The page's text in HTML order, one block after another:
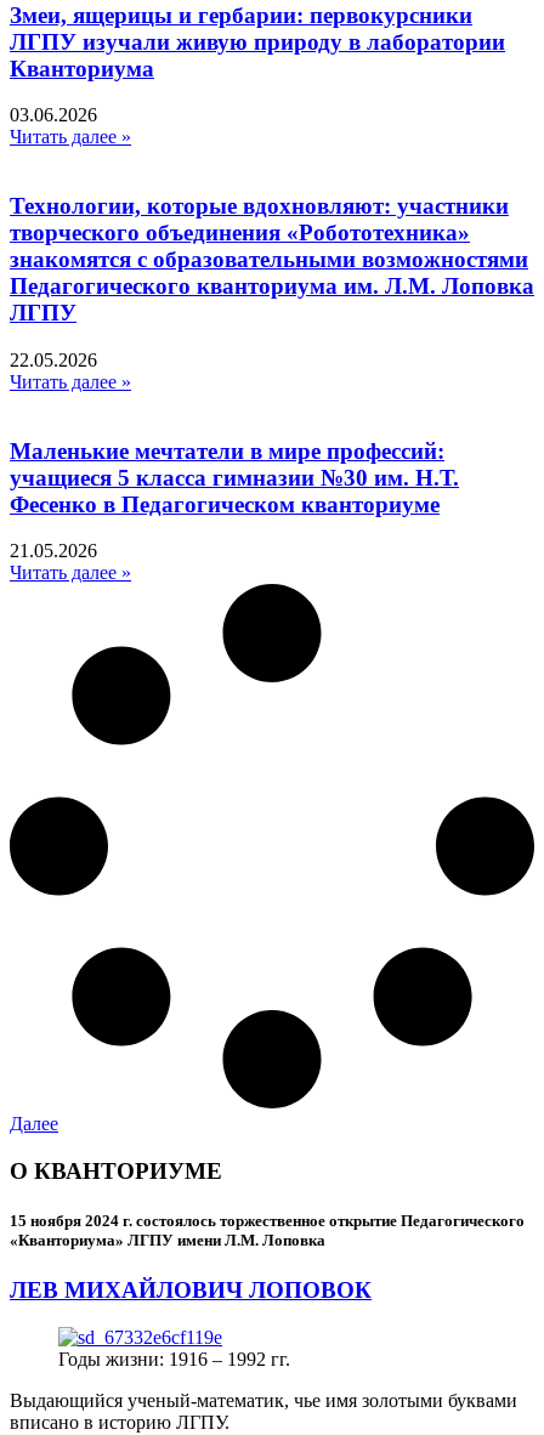
Змеи, ящерицы и гербарии: первокурсники
ЛГПУ изучали живую природу в лаборатории
Кванториума
03.06.2026
Читать далее »
Технологии, которые вдохновляют: участники
творческого объединения «Робототехника»
знакомятся с образовательными возможностями
Педагогического кванториума им. Л.М. Лоповка
ЛГПУ
22.05.2026
Читать далее »
Маленькие мечтатели в мире профессий:
учащиеся 5 класса гимназии №30 им. Н.Т.
Фесенко в Педагогическом кванториуме
21.05.2026
Читать далее »
Далее
О КВАНТОРИУМЕ
15 ноября 2024 г. состоялось торжественное открытие Педагогического
«Кванториума» ЛГПУ имени Л.М. Лоповка
ЛЕВ МИХАЙЛОВИЧ ЛОПОВОК
Годы жизни: 1916 – 1992 гг.
Выдающийся ученый-математик, чье имя золотыми буквами
вписано в историю ЛГПУ.